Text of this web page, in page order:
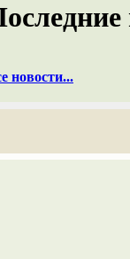
новости...